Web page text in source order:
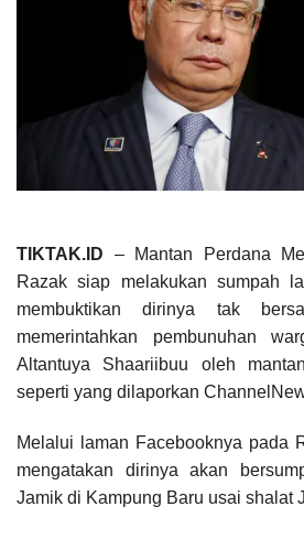
TIKTAK.ID – Mantan Perdana
Razak siap melakukan sumpah
membuktikan dirinya tak
memerintahkan pembunuhan
Altantuya Shaariibuu oleh
seperti yang dilaporkan
Melalui laman Facebooknya pada
mengatakan dirinya akan
Jamik di Kampung Baru usai shalat